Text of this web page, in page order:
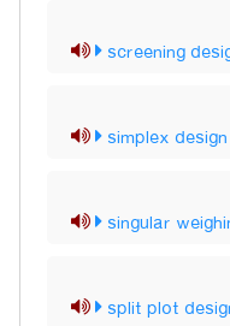
screening
simplex design
singular
split plot